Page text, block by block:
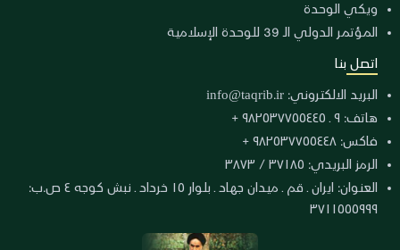
ويكي الوحدة
المؤتمر الدولي الـ 39 للوحدة الإسلامية
اتصل بنا
البريد الالكتروني: info@taqrib.ir
هاتف: ٩ ـ ٩٨٢٥٣٧٧٥٥٤٤٥ +
فاكس: ٩٨٢٥٣٧٧٥٥٤٤٨ +
الرمز البريدي: ٣٧١٨٥ / ٣٨٧٣
العنوان: ايران ـ قم ـ ميدان جهاد ـ بلوار ١٥ خرداد ـ نبش كوجه ٤ ص.ب:
٣٧١١٥٥٥٩٩٩